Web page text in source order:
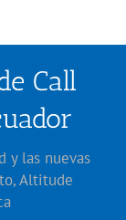
Call
y las nuevas
Altitude